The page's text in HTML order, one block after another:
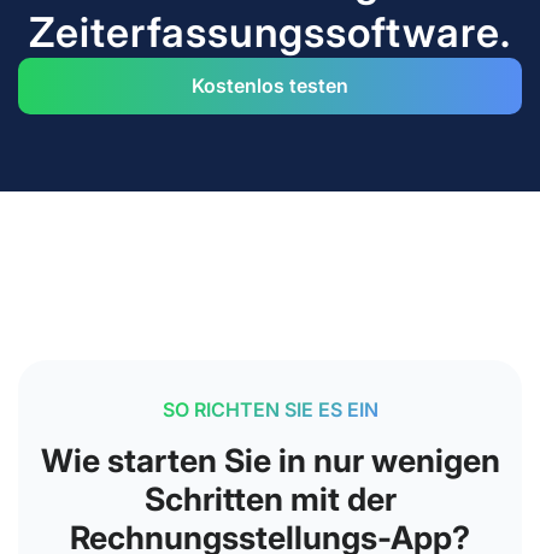
Rechnungen direkt aus
Kostenlos testen
SO RICHTEN SIE ES EIN